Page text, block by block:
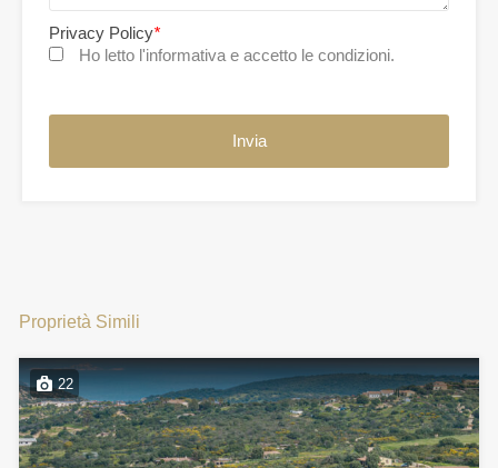
Privacy Policy*
Ho letto l'informativa e accetto le condizioni.
Proprietà Simili
22